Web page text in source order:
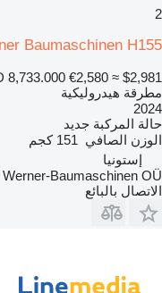
2
Baumaschinen H155
8,733.000 €2,580 ≈ $2,981
مطرقة هيدروليكية
2024
حالة المركبة جديد
الوزن الصافي 151 كجم
إستونيا
Werner-Baumaschinen OÜ
الاتصال بالبائع